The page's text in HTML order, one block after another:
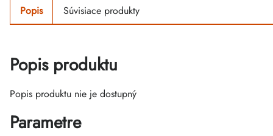
Popis Súvisiace produkty
Popis produktu
Popis produktu nie je dostupný
Parametre